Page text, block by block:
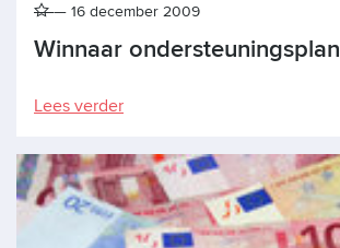
Winnaar ondersteuningsplan
16 december 2009
Lees verder